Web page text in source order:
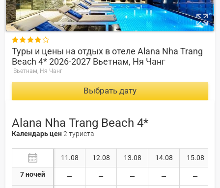

Туры и цены на отдых в отеле Alana Nha Trang
Beach 4* 2026-2027 Вьетнам, Ня Чанг
Вьетнам, Ня Чанг
Выбрать дату
Alana Nha Trang Beach 4*
Календарь цен2 туриста
7 ночей
11.08 12.08 13.08 14.08 15.08